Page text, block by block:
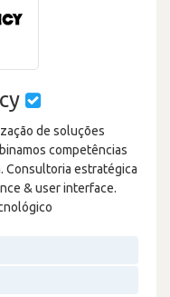
de soluções
competências
Consultoria estratégica
& user interface.